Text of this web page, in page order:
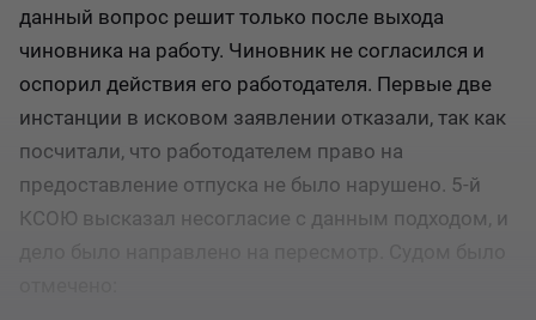
данный вопрос решит только после выхода
чиновника на работу. Чиновник не согласился и
оспорил действия его работодателя. Первые две
инстанции в исковом заявлении отказали, так как
посчитали, что работодателем право на
предоставление отпуска не было нарушено. 5-й
КСОЮ высказал несогласие с данным подходом, и